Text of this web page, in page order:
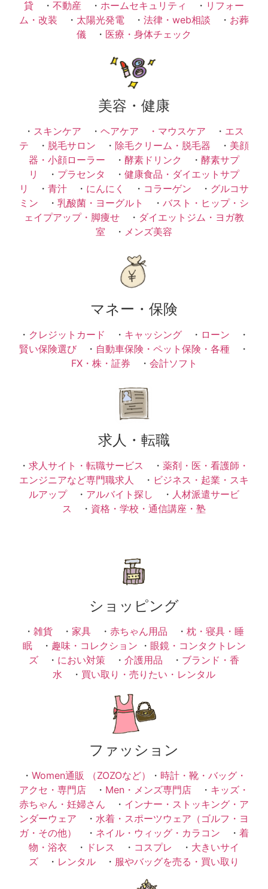
貸 ・ 不動産 ・ ホームセキュリティ ・ リフォー
ム・改装 ・ 太陽光発電 ・ 法律・web相談 ・ お葬
儀 ・ 医療・身体チェック
美容・健康
・ スキンケア ・ ヘアケア ・ マウスケア ・ エス
テ ・ 脱毛サロン ・ 除毛クリーム・脱毛器 ・ 美顔
器・小顔ローラー ・ 酵素ドリンク ・ 酵素サプ
リ
・ プラセンタ ・ 健康食品・ダイエットサプ
リ
・ 青汁 ・ にんにく ・ コラーゲン ・ グルコサ
ミン ・ 乳酸菌・ヨーグルト ・ バスト・ヒップ・シ
ェイプアップ・脚痩せ ・ ダイエットジム・ヨガ教
室 ・ メンズ美容
マネー・保険
・ クレジットカード ・ キャッシング ・ ローン ・
賢い保険選び ・ 自動車保険・ペット保険・各種 ・
FX・株・証券 ・ 会計ソフト
求人・転職
・ 求人サイト・転職サービス ・ 薬剤・医・看護師・
エンジニアなど専門職求人
・ ビジネス・起業・スキ
ルアップ・ アルバイト探し ・ 人材派遣サービ
ス ・ 資格・学校・通信講座・塾
ショッピング
・ 雑貨 ・ 家具 ・ 赤ちゃん用品 ・ 枕・寝具・睡
眠・ 趣味・コレクション ・ 眼鏡・コンタクトレン
ズ ・ におい対策 ・ 介護用品 ・ ブランド・香
水 ・ 買い取り・売りたい・レンタル
ファッション
・ Women通販 （ZOZOなど） ・ 時計・靴・バッグ・
アクセ・専門店 ・ Men・メンズ専門店 ・ キッズ・
赤ちゃん・妊婦さん ・ インナー・ストッキング・ア
ンダーウェア ・ 水着・スポーツウェア（ゴルフ・ヨ
ガ・その他）
・ ネイル・ウィッグ・カラコン ・ 着
物・浴衣 ・ ドレス ・ コスプレ ・ 大きいサイ
ズ ・ レンタル ・ 服やバッグを売る・買い取り